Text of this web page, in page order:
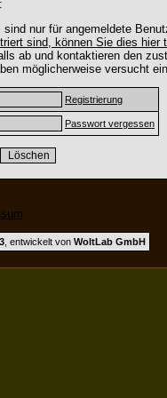
nur für angemeldete
sind, können Sie dies hier
ab und kontaktieren den
möglicherweise versucht
Registrierung
Passwort vergessen
, entwickelt von WoltLab GmbH